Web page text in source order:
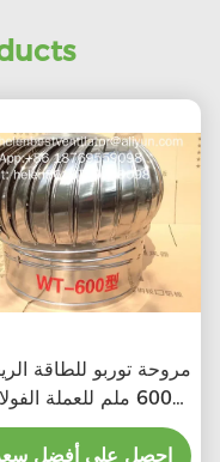
مروحة توربو للطاقة
600 ملم للعملة
المقاوم للصدأ
احصل على أفضل